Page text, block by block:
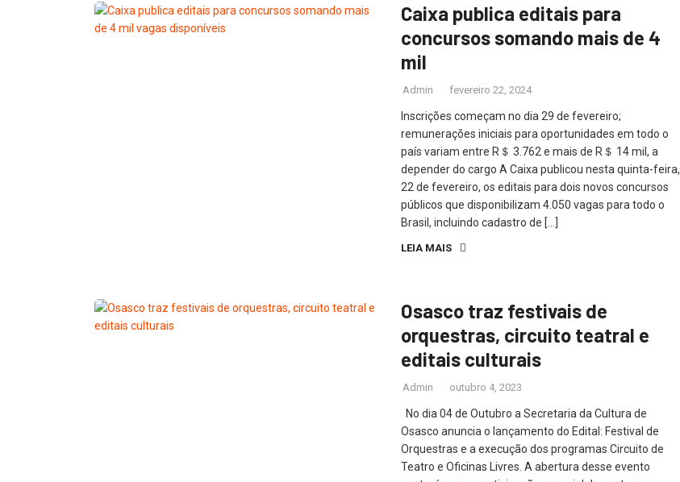
Caixa publica editais para
concursos somando mais de 4
mil
Admin fevereiro 22, 2024
Inscrições começam no dia 29 de fevereiro;
remunerações iniciais para oportunidades em todo o
país variam entre R＄ 3.762 e mais de R＄ 14 mil, a
depender do cargo A Caixa publicou nesta quinta-feira,
22 de fevereiro, os editais para dois novos concursos
públicos que disponibilizam 4.050 vagas para todo o
Brasil, incluindo cadastro de […]
LEIA MAIS
Osasco traz festivais de
orquestras, circuito teatral e
editais culturais
Admin outubro 4, 2023
No dia 04 de Outubro a Secretaria da Cultura de
Osasco anuncia o lançamento do Edital: Festival de
Orquestras e a execução dos programas Circuito de
Teatro e Oficinas Livres. A abertura desse evento